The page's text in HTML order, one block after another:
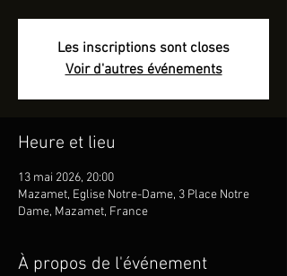
Les inscriptions sont closes
Voir d'autres événements
Heure et lieu
13 mai 2026, 20:00
Mazamet, Eglise Notre-Dame, 3 Place Notre
Dame, Mazamet, France
À propos de l'événement